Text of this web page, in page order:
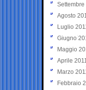
Settembre
Agosto
Luglio
Giugno
Maggio
Aprile
Marzo
Febbraio